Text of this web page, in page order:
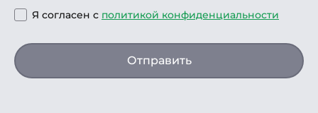
Я согласен с политикой конфиденциальности
Отправить